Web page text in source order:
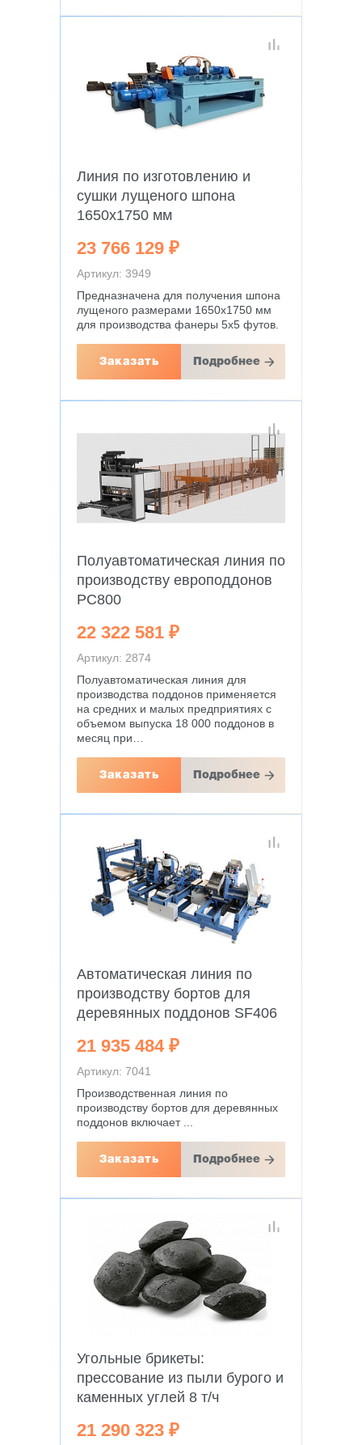
Линия по изготовлению и
сушки лущеного шпона
1650х1750 мм
23 766 129 ₽
Артикул: 3949
Предназначена для получения шпона
лущеного размерами 1650х1750 мм
для производства фанеры 5х5 футов.
Заказать Подробнее
Полуавтоматическая линия по
производству европоддонов
PC800
22 322 581 ₽
Артикул: 2874
Полуавтоматическая линия для
производства поддонов применяется
на средних и малых предприятиях с
объемом выпуска 18 000 поддонов в
месяц при…
Заказать Подробнее
Автоматическая линия по
производству бортов для
деревянных поддонов SF406
21 935 484 ₽
Артикул: 7041
Производственная линия по
производству бортов для деревянных
поддонов включает ...
Заказать Подробнее
Угольные брикеты:
прессование из пыли бурого и
каменных углей 8 т/ч
21 290 323 ₽